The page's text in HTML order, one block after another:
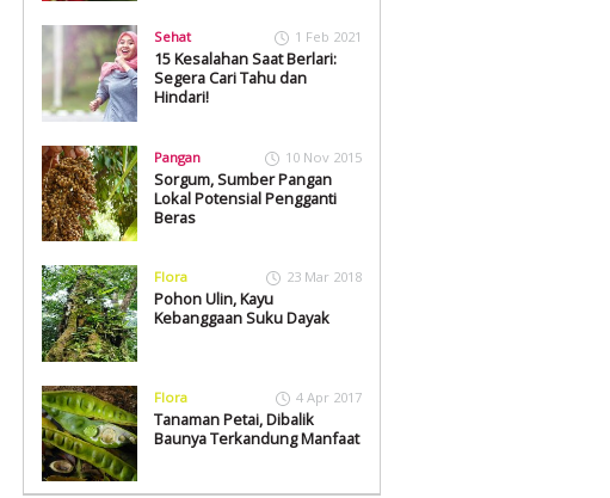
Sehat 1 Feb 2021
15 Kesalahan Saat Berlari:
Segera Cari Tahu dan
Hindari!
Pangan 10 Nov 2015
Sorgum, Sumber Pangan
Lokal Potensial Pengganti
Beras
Flora 23 Mar 2018
Pohon Ulin, Kayu
Kebanggaan Suku Dayak
Flora 4 Apr 2017
Tanaman Petai, Dibalik
Baunya Terkandung Manfaat